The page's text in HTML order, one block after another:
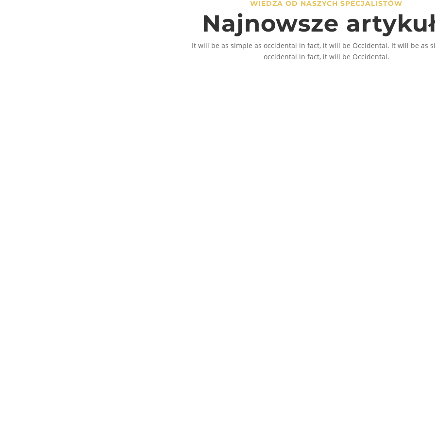
WIEDZA OD NASZYCH SPECJALISTÓW
Najnowsze
It will be as simple as occidental in fact, it will be Occidental. It will be as
occidental in fact, it will be Occidental.